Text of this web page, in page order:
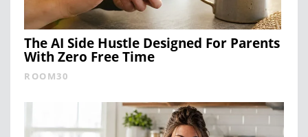
The AI Side Hustle Designed For Parents
With Zero Free Time
ROOM30